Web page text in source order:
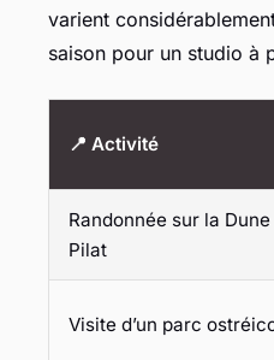
varient
saison pour un studio à
📍 Activité
Randonnée sur la Dune
Pilat
Visite d’un parc